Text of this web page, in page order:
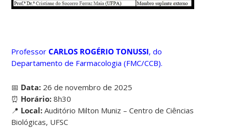
ProfessorCARLOS ROGÉRIO TONUSSI, do
Departamento de Farmacologia (FMC/CCB).
📅 Data: 26 de novembro de 2025
⏰ Horário: 8h30
📍 Local: Auditório Milton Muniz – Centro de Ciências
Biológicas, UFSC